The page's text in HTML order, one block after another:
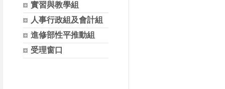
實習與教學組
人事行政組及會計組
進修部性平推動組
受理窗口